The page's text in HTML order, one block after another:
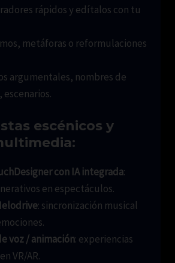
rápidos y edítalos con tu
metáforas o reformulaciones
argumentales, nombres de
escenarios.
escénicos y
con IA integrada:
en espectáculos.
: sincronización musical
voz / animación: experiencias
VR/AR.